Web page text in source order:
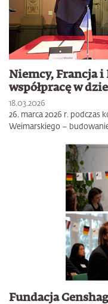
Niemcy, Francja i
współpracę w
18.03.2026
26. marca 2026 r. podczas
Weimarskiego –
Fundacja